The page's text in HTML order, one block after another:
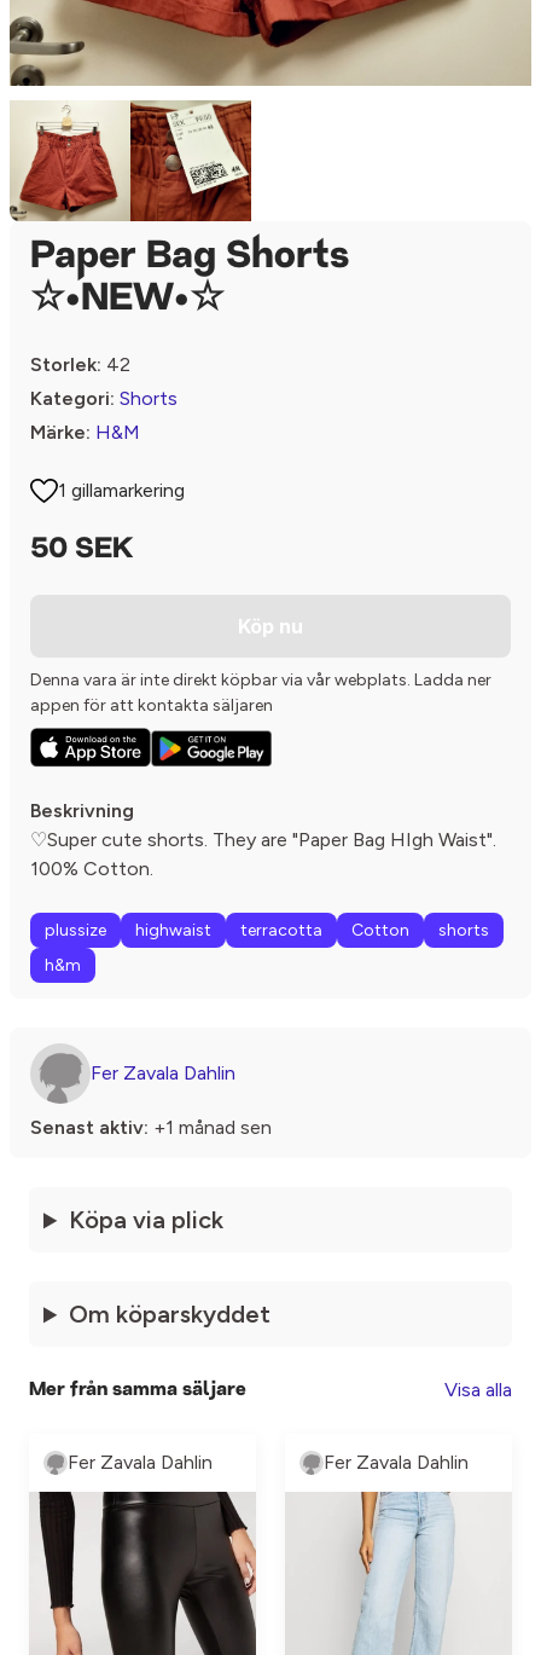
Paper Bag Shorts
☆•NEW•☆
Storlek: 42
Kategori: Shorts
Märke: H&M
1 gillamarkering
50 SEK
Köp nu
Denna vara är inte direkt köpbar via vår webplats. Ladda ner
appen för att kontakta säljaren
Beskrivning
♡Super cute shorts. They are "Paper Bag HIgh Waist".
100% Cotton.
plussize highwaist terracotta Cotton
shorts
h&m
Fer Zavala Dahlin
Senast aktiv: +1 månad sen
Köpa via plick
Om köparskyddet
Mer från samma säljare Visa alla
Fer Zavala Dahlin Fer Zavala Dahlin